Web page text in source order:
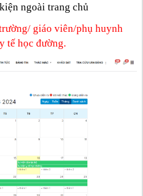
ngoài trang chủ
giáo viên/phụ huynh
tế học đường.